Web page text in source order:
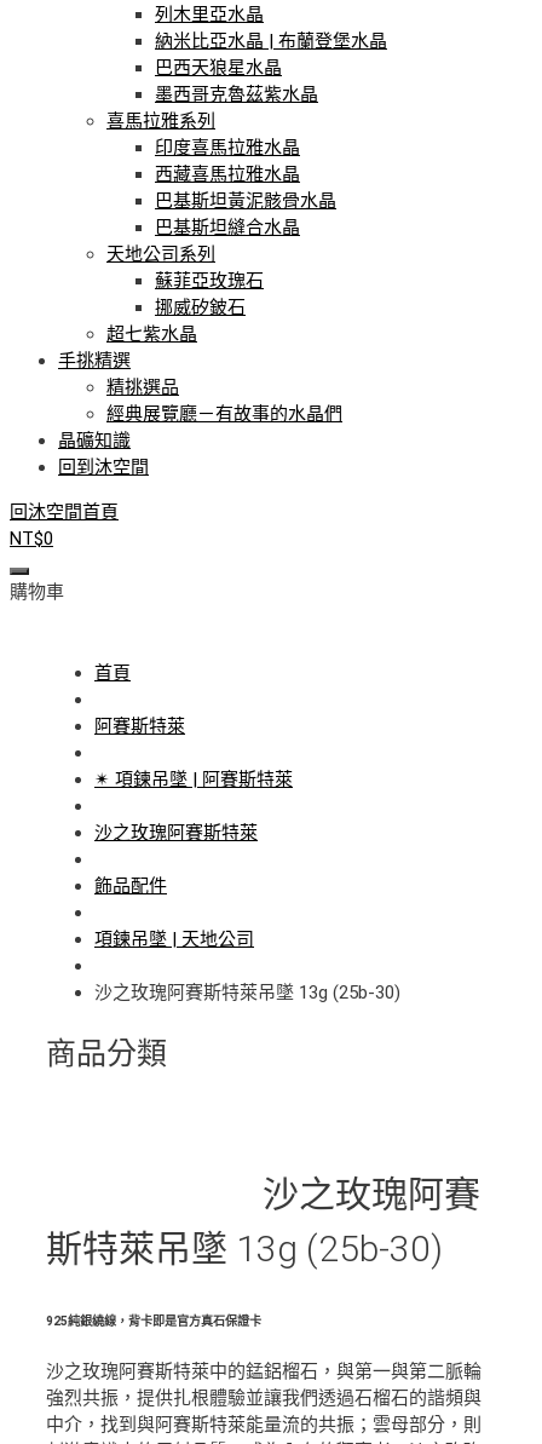
列木里亞水晶
納米比亞水晶 | 布蘭登堡水晶
巴西天狼星水晶
墨西哥克魯茲紫水晶
喜馬拉雅系列
印度喜馬拉雅水晶
西藏喜馬拉雅水晶
巴基斯坦黃泥骸骨水晶
巴基斯坦縫合水晶
天地公司系列
蘇菲亞玫瑰石
挪威矽鈹石
超七紫水晶
手挑精選
精挑選品
經典展覽廳－有故事的水晶們
晶礦知識
回到沐空間
回沐空間首頁
NT$0
購物車
首頁
阿賽斯特萊
✴ 項鍊吊墜 | 阿賽斯特萊
沙之玫瑰阿賽斯特萊
飾品配件
項鍊吊墜 | 天地公司
沙之玫瑰阿賽斯特萊吊墜 13g (25b-30)
商品分類
沙之玫瑰阿賽
斯特萊吊墜 13g (25b-30)
925純銀繞線，背卡即是官方真石保證卡
沙之玫瑰阿賽斯特萊中的錳鋁榴石，與第一與第二脈輪
強烈共振，提供扎根體驗並讓我們透過石榴石的諧頻與
中介，找到與阿賽斯特萊能量流的共振；雲母部分，則